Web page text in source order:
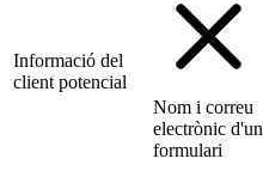
Informació del
client potencial
Nom i correu
electrònic d'un
formulari